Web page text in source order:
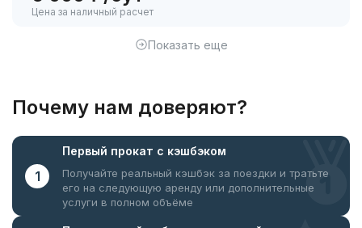
Цена за наличный расчет
Показать еще
Почему нам доверяют?
1
Первый прокат с кэшбэком
Получайте реальный кэшбэк за поездки и тратьте
его на следующую аренду или дополнительные
услуги в полном объёме